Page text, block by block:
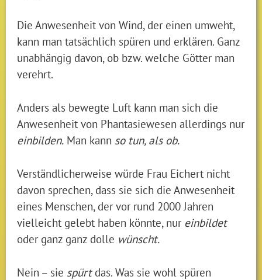
Die Anwesenheit von Wind, der einen umweht,
kann man tatsächlich spüren und erklären. Ganz
unabhängig davon, ob bzw. welche Götter man
verehrt.
Anders als bewegte Luft kann man sich die
Anwesenheit von Phantasiewesen allerdings nur
einbilden. Man kann so tun, als ob.
Verständlicherweise würde Frau Eichert nicht
davon sprechen, dass sie sich die Anwesenheit
eines Menschen, der vor rund 2000 Jahren
vielleicht gelebt haben könnte, nur einbildet
oder ganz ganz dolle wünscht.
Nein – sie spürtdas. Was sie wohl spüren